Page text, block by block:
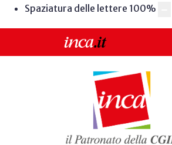
Spaziatura delle lettere 100%